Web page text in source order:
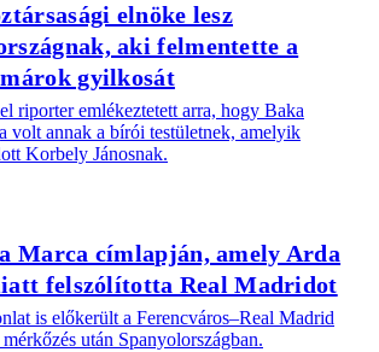
elnöke lesz
aki felmentette a
gyilkosát
riporter emlékeztetett arra, hogy Baka
volt annak a bírói testületnek, amelyik
Korbely Jánosnak.
Marca címlapján, amely Arda
felszólította Real Madridot
is előkerült a Ferencváros–Real Madrid
után Spanyolországban.